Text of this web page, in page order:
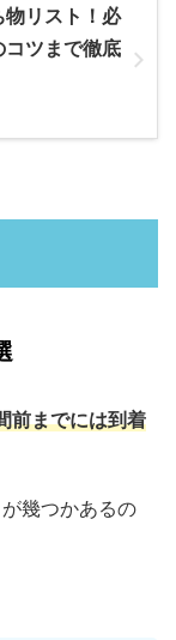
物リスト！必
ツまで徹底
前までには到着
幾つかあるの